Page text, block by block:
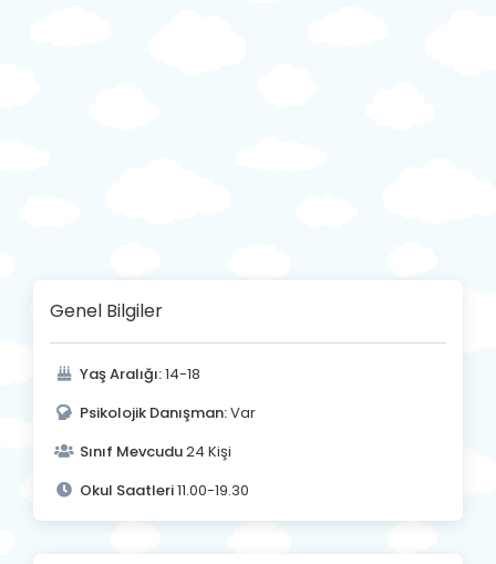
Genel Bilgiler
Yaş Aralığı:14-18
Psikolojik Danışman:Var
Sınıf Mevcudu24 Kişi
Okul Saatleri11.00-19.30